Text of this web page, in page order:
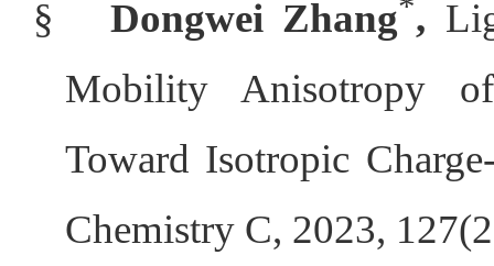
§
Dongwei Zhang ,
Mobility Anisotropy of
Toward Isotropic
Chemistry C, 2023,